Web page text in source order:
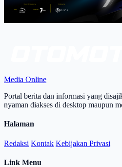
Media Online
Portal berita dan informasi yang
nyaman diakses di desktop maupun
Halaman
Redaksi Kontak Kebijakan Privasi
Link Menu